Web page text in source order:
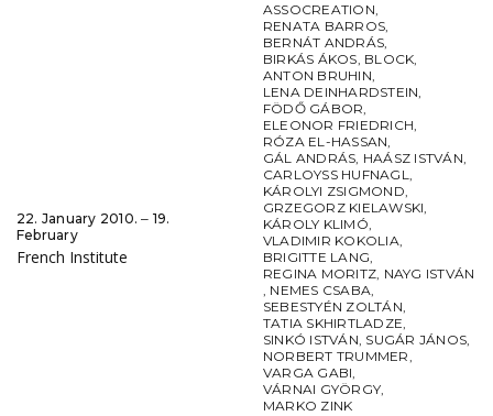
22. January 2010. ‒ 19.
February
French Institute
ASSOCREATION,
RENATA BARROS,
BERNÁT ANDRÁS,
BIRKÁS ÁKOS, BLOCK,
ANTON BRUHIN,
LENA DEINHARDSTEIN,
FÖDŐ GÁBOR,
ELEONOR FRIEDRICH,
RÓZA EL-HASSAN,
GÁL ANDRÁS, HAÁSZ ISTVÁN,
CARLOYSS HUFNAGL,
KÁROLYI ZSIGMOND,
GRZEGORZ KIELAWSKI,
KÁROLY KLIMÓ,
VLADIMIR KOKOLIA,
BRIGITTE LANG,
REGINA MORITZ, NAYG ISTVÁN
, NEMES CSABA,
SEBESTYÉN ZOLTÁN,
TATIA SKHIRTLADZE,
SINKÓ ISTVÁN, SUGÁR JÁNOS,
NORBERT TRUMMER,
VARGA GABI,
VÁRNAI GYÖRGY,
MARKO ZINK